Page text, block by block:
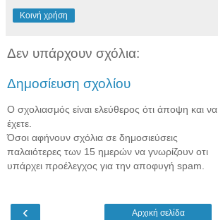
Κοινή χρήση
Δεν υπάρχουν σχόλια:
Δημοσίευση σχολίου
Ο σχολιασμός είναι ελεύθερος ότι άποψη και να
έχετε.
Όσοι αφήνουν σχόλια σε δημοσιεύσεις
παλαιότερες των 15 ημερών να γνωρίζουν οτι
υπάρχει προέλεγχος για την αποφυγή spam.
‹ Αρχική σελίδα